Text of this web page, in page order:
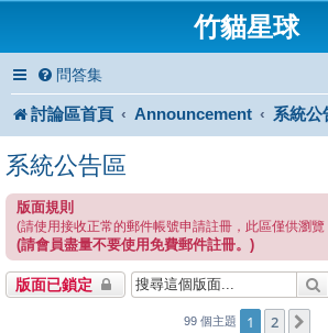
竹貓星球
問答集
討論區首頁 Announcement 系統公
系統公告區
版面規則
(請使用接收正常的郵件帳號申請註冊，此區僅供瀏
(請會員盡量不要使用免費郵件註冊。)
版面已鎖定
99 個主題 1 2